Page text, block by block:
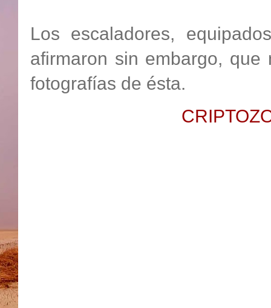
Los escaladores,
afirmaron sin embargo,
fotografías de ésta.